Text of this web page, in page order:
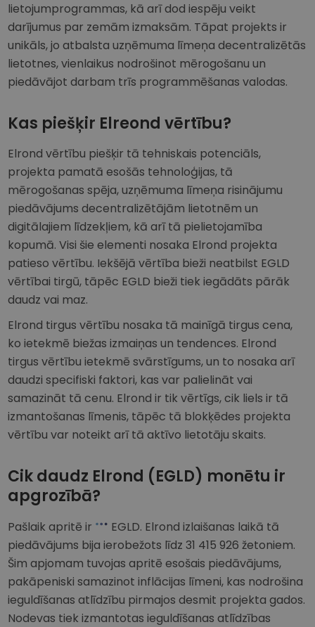
lietojumprogrammas, kā arī dod iespēju veikt
darījumus par zemām izmaksām. Tāpat projekts ir
unikāls, jo atbalsta uzņēmuma līmeņa decentralizētās
lietotnes, vienlaikus nodrošinot mērogošanu un
piedāvājot darbam trīs programmēšanas valodas.
Kas piešķir Elreond vērtību?
Elrond vērtību piešķir tā tehniskais potenciāls,
projekta pamatā esošās tehnoloģijas, tā
mērogošanas spēja, uzņēmuma līmeņa risinājumu
piedāvājums decentralizētājām lietotnēm un
digitālajiem līdzekļiem, kā arī tā pielietojamība
kopumā. Visi šie elementi nosaka Elrond projekta
patieso vērtību. Iekšējā vērtība bieži neatbilst EGLD
vērtībai tirgū, tāpēc EGLD bieži tiek iegādāts pārāk
daudz vai maz.
Elrond tirgus vērtību nosaka tā mainīgā tirgus cena,
ko ietekmē biežas izmaiņas un tendences. Elrond
tirgus vērtību ietekmē svārstīgums, un to nosaka arī
daudzi specifiski faktori, kas var palielināt vai
samazināt tā cenu. Elrond ir tik vērtīgs, cik liels ir tā
izmantošanas līmenis, tāpēc tā blokķēdes projekta
vērtību var noteikt arī tā aktīvo lietotāju skaits.
Cik daudz Elrond (EGLD) monētu ir
apgrozībā?
Pašlaik apritē ir
EGLD. Elrond izlaišanas laikā tā
piedāvājums bija ierobežots līdz 31 415 926 žetoniem.
Šim apjomam tuvojas apritē esošais piedāvājums,
pakāpeniski samazinot inflācijas līmeni, kas nodrošina
ieguldīšanas atlīdzību pirmajos desmit projekta gados.
Nodevas tiek izmantotas ieguldīšanas atlīdzības